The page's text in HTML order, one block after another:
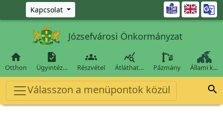
Ugrás a fő tartalomra
Kapcsolat 
Józsefvárosi Önkormányzat

Otthon

Ügyintéz…

Részvétel

Átláthat… Pázmány Állami k…
Válasszon a menüpontok közül 